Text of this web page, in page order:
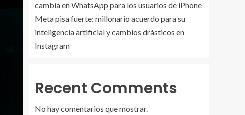
cambia en WhatsApp para los usuarios de iPhone
Meta pisa fuerte: millonario acuerdo para su
inteligencia artificial y cambios drásticos en
Instagram
Recent Comments
No hay comentarios que mostrar.